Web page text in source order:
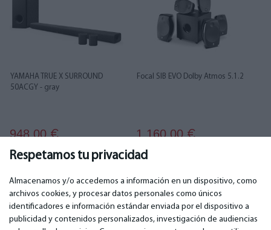
Respetamos tu privacidad
Almacenamos y/o accedemos a información en un dispositivo, como
archivos cookies, y procesar datos personales como únicos
identificadores e información estándar enviada por el dispositivo a
publicidad y contenidos personalizados, investigación de audiencias
YAMAHA TRUE X SURROUND
50ACGY - gray
948.00€
Focal SIB EVO Dolby Atmos 5.1.2
1 160.00€
IMPORTANTE CONTACTOS